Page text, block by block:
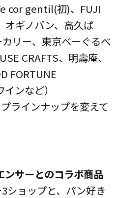
cor gentil(初)、FUJI
オギノパン、高久ぱ
リー、東京べーぐるべ
CRAFTS、明壽庵、
FORTUNE
ンなど）
ラインナップを変えて
ンサーとのコラボ商品
ショップと、パン好き